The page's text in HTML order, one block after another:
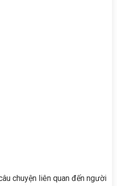
chuyện liên quan đến người